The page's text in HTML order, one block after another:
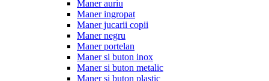
Maner auriu
Maner ingropat
Maner jucarii copii
Maner negru
Maner portelan
Maner si buton inox
Maner si buton metalic
Maner si buton plastic